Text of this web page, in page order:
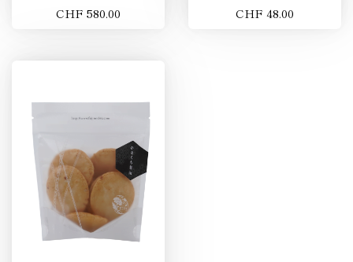
CHF 580.00 CHF 48.00